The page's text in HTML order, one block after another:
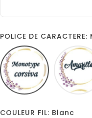
POLICE DE
Monotype
corsiva
COULEUR FIL: Blanc